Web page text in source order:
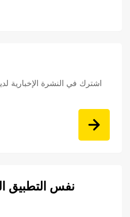
اشترك في النشرة الإخبارية
نفس التطبيق